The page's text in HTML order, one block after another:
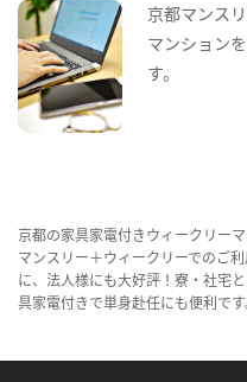
京都マンス
マンション
す。
京都の家具家電付きウィークリー
マンスリー＋ウィークリーでのご
に、法人様にも大好評！寮・社宅
具家電付きで単身赴任にも便利です